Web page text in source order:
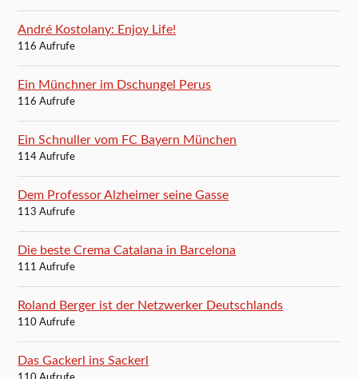
André Kostolany: Enjoy Life!
116 Aufrufe
Ein Münchner im Dschungel Perus
116 Aufrufe
Ein Schnuller vom FC Bayern München
114 Aufrufe
Dem Professor Alzheimer seine Gasse
113 Aufrufe
Die beste Crema Catalana in Barcelona
111 Aufrufe
Roland Berger ist der Netzwerker Deutschlands
110 Aufrufe
Das Gackerl ins Sackerl